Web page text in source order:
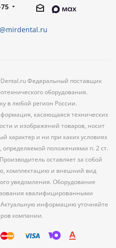
Федеральный поставщик
оборудования.
в любой регион России.
касающаяся технических
и изображений товаров, носит
характер и ни при каких условиях
определяемой положениями п. 2 ст.
оставляет за собой
комплектацию и внешний вид
уведомления. Оборудование
квалифицированными
информацию уточняйте
компании.